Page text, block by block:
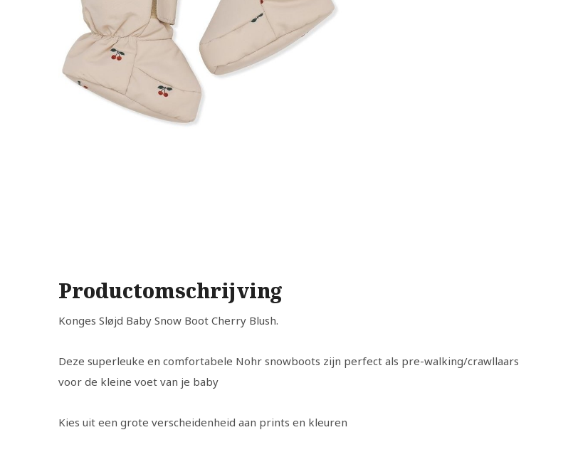
Productomschrijving
Konges Sløjd Baby Snow Boot Cherry Blush.
Deze superleuke en comfortabele Nohr snowboots zijn perfect als pre-walking/crawllaars
voor de kleine voet van je baby
Kies uit een grote verscheidenheid aan prints en kleuren